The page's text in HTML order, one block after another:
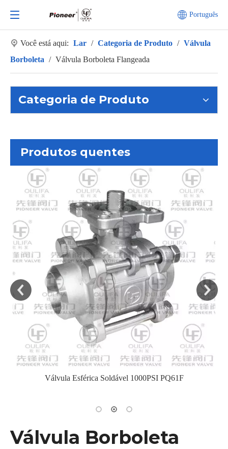
Português
Você está aqui: Lar / Categoria de Produto / Válvula
Borboleta / Válvula Borboleta Flangeada
Categoria de Produto
Produtos quentes
Válvula Esférica Soldável 1000PSI PQ61F
Válvula Borboleta